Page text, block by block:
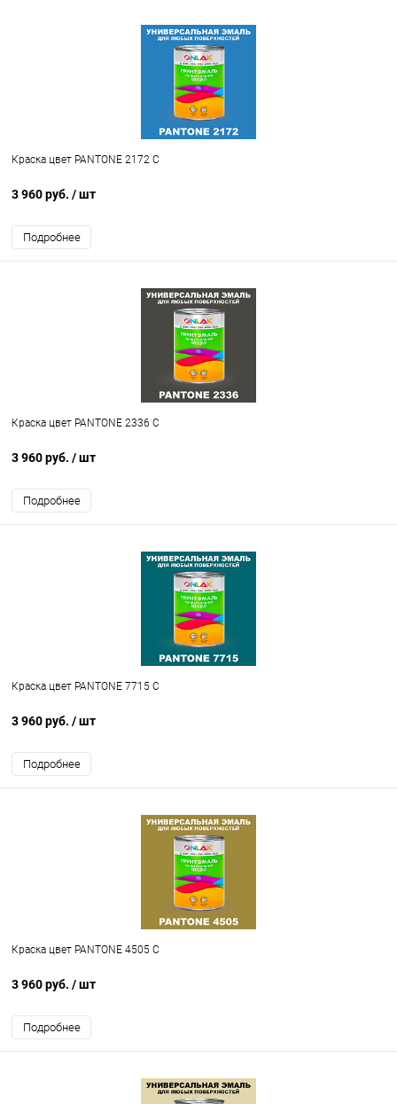
Краска цвет PANTONE 2172 C
3 960 руб. / шт
Подробнее
Краска цвет PANTONE 2336 C
3 960 руб. / шт
Подробнее
Краска цвет PANTONE 7715 C
3 960 руб. / шт
Подробнее
Краска цвет PANTONE 4505 C
3 960 руб. / шт
Подробнее